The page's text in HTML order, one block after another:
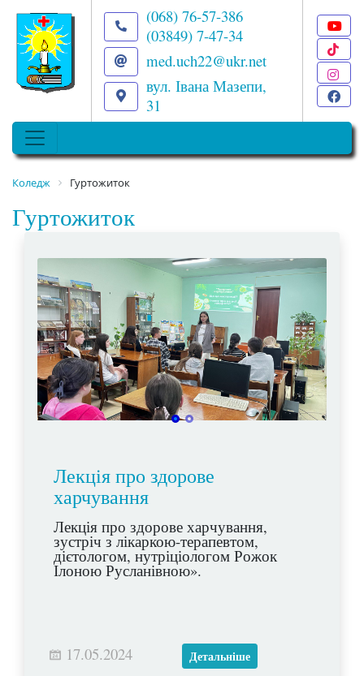
(068) 76-57-386
(03849) 7-47-34
med.uch22@ukr.net
вул. Івана Мазепи,
31
Коледж Гуртожиток
Гуртожиток
Лекція про здорове
харчування
Лекція про здорове харчування,
зустріч з лікаркою-терапевтом,
дієтологом, нутріціологом Рожок
Ілоною Русланівною».
17.05.2024 Детальніше